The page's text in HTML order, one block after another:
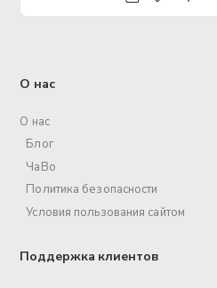
О нас
О нас
Блог
ЧаВо
Политика безопасности
Условия пользования сайтом
Поддержка клиентов